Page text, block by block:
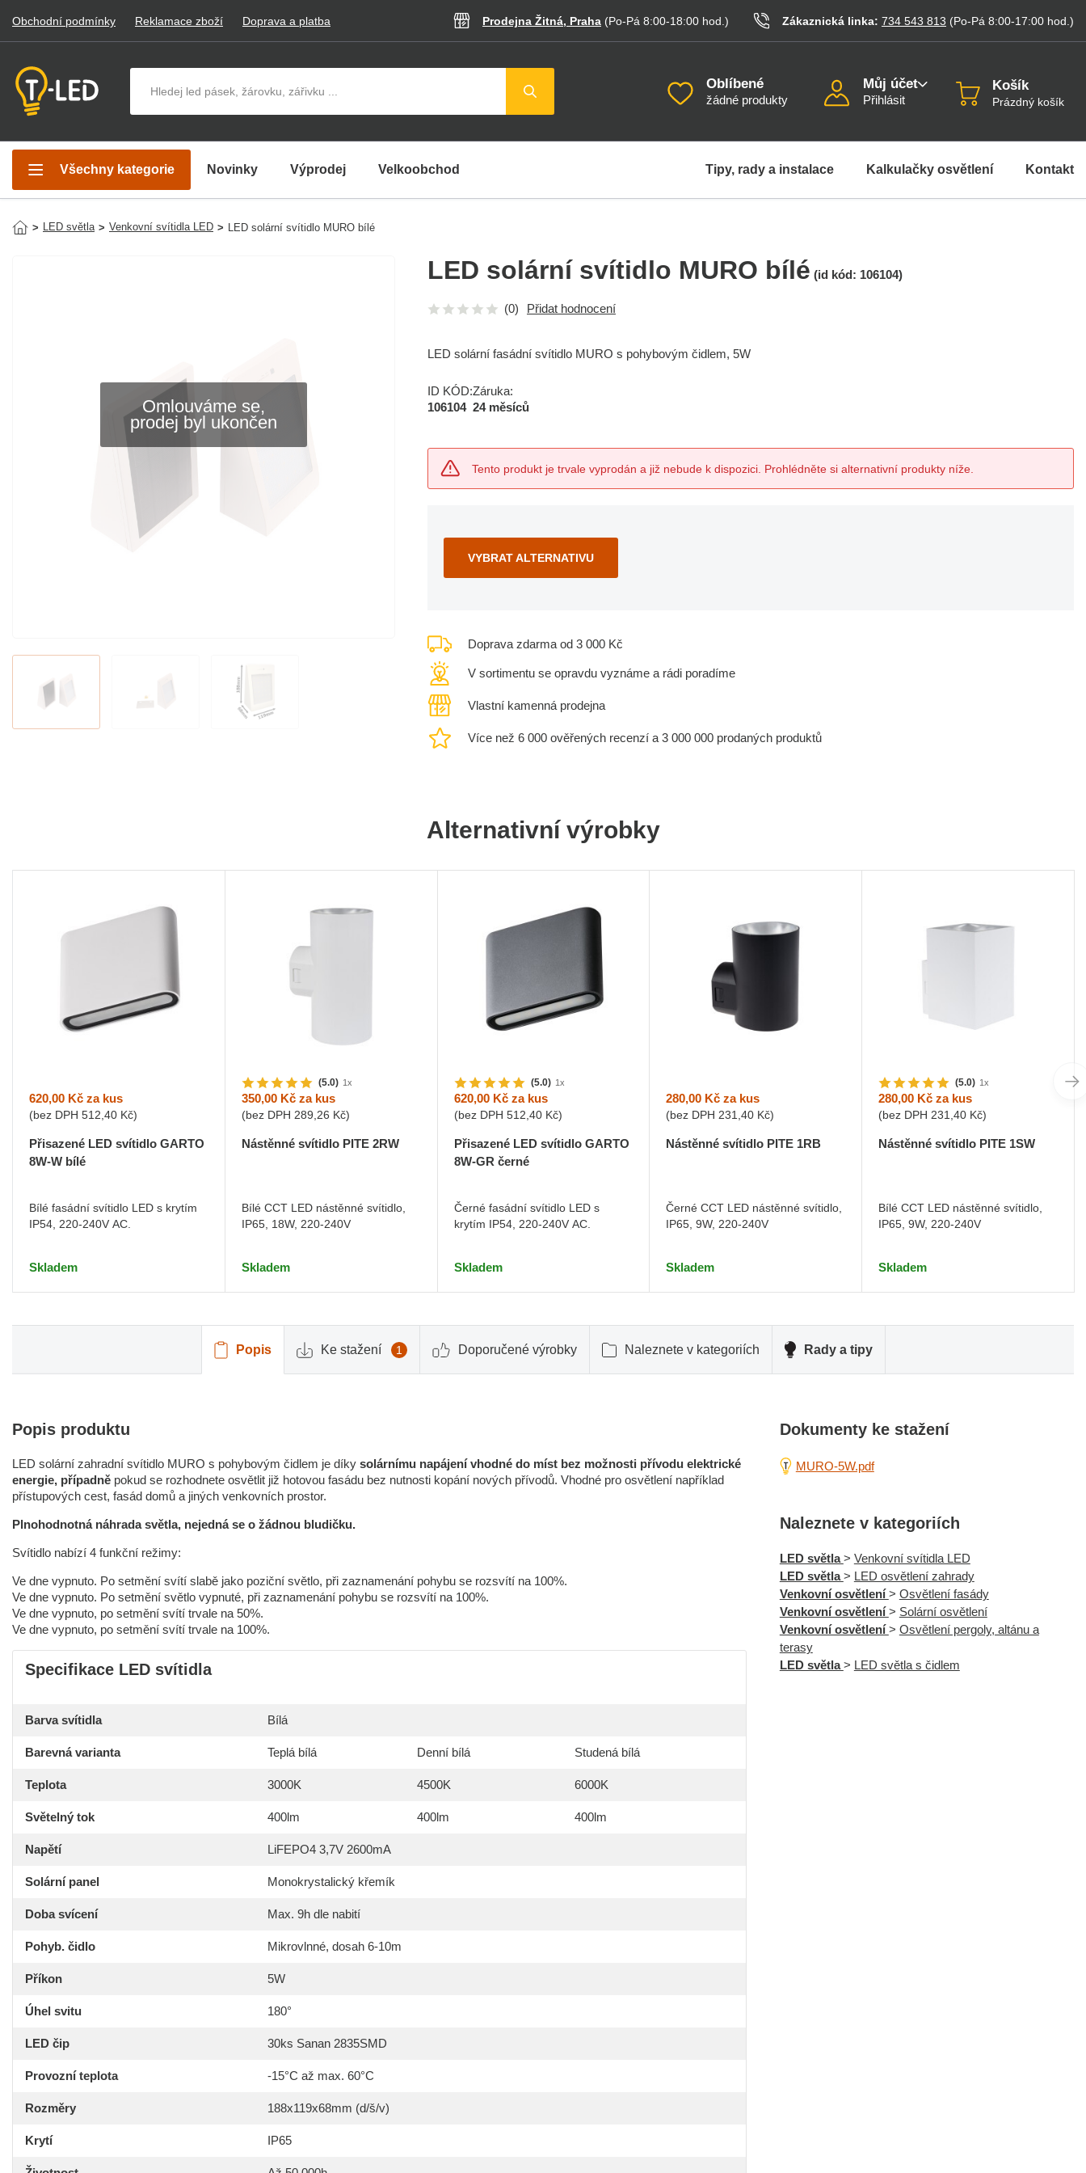
Obchodní podmínky Reklamace zboží Doprava a platba Prodejna Žitná, Praha (Po-Pá 8:00-18:00 hod. ) Zákaznická linka: 734 543 813 (Po-Pá 8:00-17:00 hod. )
Oblíbené
žádné produkty
Můj účet
Přihlásit
Košík
Prázdný košík
Všechny kategorie Novinky Výprodej Velkoobchod Tipy, rady a instalace Kalkulačky osvětlení Kontakt
> LED světla > Venkovní svítidla LED > LED solární svítidlo MURO bílé
Omlouváme se,
prodej byl ukončen
LED solární svítidlo MURO bílé (id kód: 106104)
(0) Přidat hodnocení
LED solární fasádní svítidlo MURO s pohybovým čidlem, 5W
ID KÓD:
106104
Záruka:
24 měsíců
Tento produkt je trvale vyprodán a již nebude k dispozici. Prohlédněte si alternativní produkty níže.
VYBRAT ALTERNATIVU
Doprava zdarma od 3 000 Kč
V sortimentu se opravdu vyznáme a rádi poradíme
Vlastní kamenná prodejna
Více než 6 000 ověřených recenzí a 3 000 000 prodaných produktů
Alternativní výrobky
620,00 Kč za kus
(bez DPH 512,40 Kč)
Přisazené LED svítidlo GARTO
8W-W bílé
Bílé fasádní svítidlo LED s krytím
IP54, 220-240V AC.
Skladem
(5.0) 1x
350,00 Kčza kus
(bez DPH 289,26 Kč)
Nástěnné svítidlo PITE 2RW
Bílé CCT LED nástěnné svítidlo,
IP65, 18W, 220-240V
Skladem
(5.0) 1x
620,00 Kčza kus
(bez DPH 512,40 Kč)
Přisazené LED svítidlo GARTO
8W-GR černé
Černé fasádní svítidlo LED s
krytím IP54, 220-240V AC.
Skladem
280,00 Kč za kus
(bez DPH 231,40 Kč)
Nástěnné svítidlo PITE 1RB
Černé CCT LED nástěnné svítidlo,
IP65, 9W, 220-240V
Skladem
(5.0) 1x
280,00 Kč za kus
(bez DPH 231,40 Kč)
Nástěnné svítidlo PITE 1SW
Bílé CCT LED nástěnné svítidlo,
IP65, 9W, 220-240V
Skladem
Popis Ke stažení 1 Doporučené výrobky Naleznete v kategoriích Rady a tipy
Popis produktu
LED solární zahradní svítidlo MURO s pohybovým čidlem je díky solárnímu napájení vhodné do míst bez možnosti přívodu elektrické
energie, případně pokud se rozhodnete osvětlit již hotovou fasádu bez nutnosti kopání nových přívodů. Vhodné pro osvětlení například
přístupových cest, fasád domů a jiných venkovních prostor.
Plnohodnotná náhrada světla, nejedná se o žádnou bludičku.
Svítidlo nabízí 4 funkční režimy:
Ve dne vypnuto. Po setmění svítí slabě jako poziční světlo, při zaznamenání pohybu se rozsvítí na 100%.
Ve dne vypnuto. Po setmění světlo vypnuté, při zaznamenání pohybu se rozsvítí na 100%.
Ve dne vypnuto, po setmění svítí trvale na 50%.
Ve dne vypnuto, po setmění svítí trvale na 100%.
Specifikace LED svítidla
Barva svítidla Bílá
Barevná varianta Teplá bílá Denní bílá Studená bílá
Teplota 3000K 4500K 6000K
Světelný tok 400lm 400lm 400lm
Napětí LiFEPO4 3,7V 2600mA
Solární panel Monokrystalický křemík
Doba svícení Max. 9h dle nabití
Pohyb. čidlo Mikrovlnné, dosah 6-10m
Příkon 5W
Úhel svitu 180°
LED čip 30ks Sanan 2835SMD
Provozní teplota -15°C až max. 60°C
Rozměry 188x119x68mm (d/š/v)
Krytí IP65
Dokumenty ke stažení
MURO-5W.pdf
Naleznete v kategoriích
LED světla> Venkovní svítidla LED
LED světla> LED osvětlení zahrady
Venkovní osvětlení> Osvětlení fasády
Venkovní osvětlení> Solární osvětlení
Venkovní osvětlení> Osvětlení pergoly, altánu a
terasy
LED světla> LED světla s čidlem